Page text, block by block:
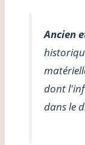
Ancien
dont
dans le